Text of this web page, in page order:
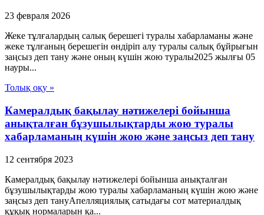
23 февраля 2026
Жеке тұлғалардың салық берешегі туралы хабарламаны және
жеке тұлғаның берешегін өндіріп алу туралы салық бұйрығын
заңсыз деп тану және оның күшін жою туралы2025 жылғы 05
науры...
Толық оқу »
Камералдық бақылау нәтижелері бойынша
анықталған бұзушылықтарды жою туралы
хабарламаның күшін жою және заңсыз деп тану
12 сентября 2023
Камералдық бақылау нәтижелері бойынша анықталған
бұзушылықтарды жою туралы хабарламаның күшін жою және
заңсыз деп тануАпелляциялық сатыдағы сот материалдық
құқық нормаларын қа...